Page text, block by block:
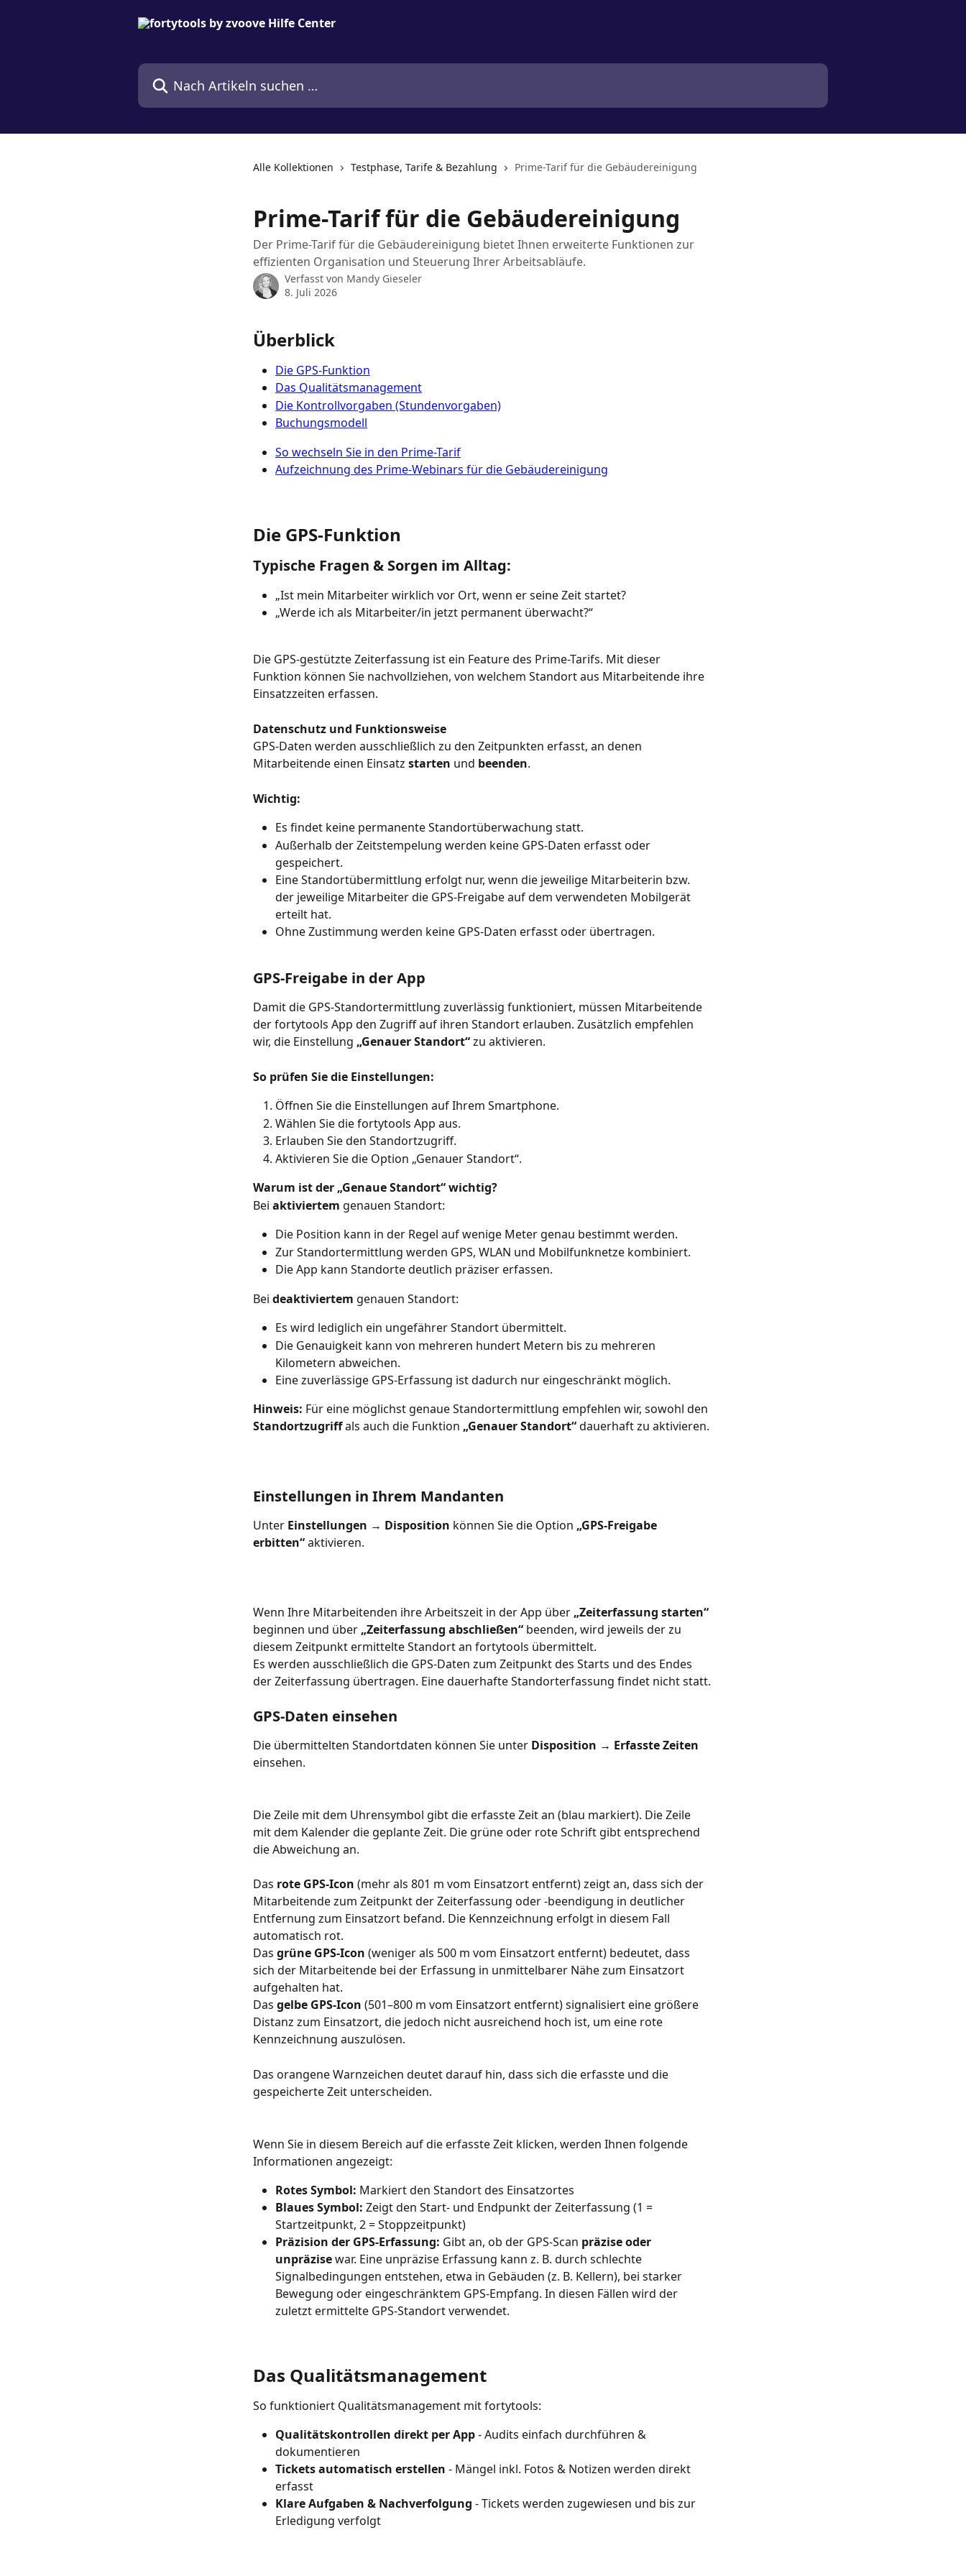
Nach Artikeln suchen …
Alle Kollektionen Testphase, Tarife & Bezahlung Prime-Tarif für die Gebäudereinigung
Prime-Tarif für die Gebäudereinigung
Der Prime-Tarif für die Gebäudereinigung bietet Ihnen erweiterte Funktionen zur
effizienten Organisation und Steuerung Ihrer Arbeitsabläufe.
Verfasst von Mandy Gieseler
8. Juli 2026
Überblick
Die GPS-Funktion
Das Qualitätsmanagement
Die Kontrollvorgaben (Stundenvorgaben)
Buchungsmodell
So wechseln Sie in den Prime-Tarif
Aufzeichnung des Prime-Webinars für die Gebäudereinigung
Die GPS-Funktion
​Typische Fragen & Sorgen im Alltag:​
„Ist mein Mitarbeiter wirklich vor Ort, wenn er seine Zeit startet?​
„Werde ich als Mitarbeiter/in jetzt permanent überwacht?“
Die GPS-gestützte Zeiterfassung ist ein Feature des Prime-Tarifs. Mit dieser
Funktion können Sie nachvollziehen, von welchem Standort aus Mitarbeitende ihre
Einsatzzeiten erfassen.
Datenschutz und Funktionsweise
GPS-Daten werden ausschließlich zu den Zeitpunkten erfasst, an denen
Mitarbeitende einen Einsatz starten und beenden.
Wichtig:
Es findet keine permanente Standortüberwachung statt.
Außerhalb der Zeitstempelung werden keine GPS-Daten erfasst oder
gespeichert.
Eine Standortübermittlung erfolgt nur, wenn die jeweilige Mitarbeiterin bzw.
der jeweilige Mitarbeiter die GPS-Freigabe auf dem verwendeten Mobilgerät
erteilt hat.
Ohne Zustimmung werden keine GPS-Daten erfasst oder übertragen.
GPS-Freigabe in der App
Damit die GPS-Standortermittlung zuverlässig funktioniert, müssen Mitarbeitende
der fortytools App den Zugriff auf ihren Standort erlauben. Zusätzlich empfehlen
wir, die Einstellung „Genauer Standort“ zu aktivieren.
So prüfen Sie die Einstellungen:
Öffnen Sie die Einstellungen auf Ihrem Smartphone.
Wählen Sie die fortytools App aus.
Erlauben Sie den Standortzugriff.
Aktivieren Sie die Option „Genauer Standort“.
Warum ist der „Genaue Standort“ wichtig?
Bei aktiviertem genauen Standort:
Die Position kann in der Regel auf wenige Meter genau bestimmt werden.
Zur Standortermittlung werden GPS, WLAN und Mobilfunknetze kombiniert.
Die App kann Standorte deutlich präziser erfassen.
Bei deaktiviertem genauen Standort:
Es wird lediglich ein ungefährer Standort übermittelt.
Die Genauigkeit kann von mehreren hundert Metern bis zu mehreren
Kilometern abweichen.
Eine zuverlässige GPS-Erfassung ist dadurch nur eingeschränkt möglich.
Hinweis: Für eine möglichst genaue Standortermittlung empfehlen wir, sowohl den
Standortzugriff als auch die Funktion „Genauer Standort“ dauerhaft zu aktivieren.
Einstellungen in Ihrem Mandanten
Unter Einstellungen → Disposition können Sie die Option „GPS-Freigabe
erbitten“ aktivieren.
Wenn Ihre Mitarbeitenden ihre Arbeitszeit in der App über „Zeiterfassung starten“
beginnen und über „Zeiterfassung abschließen“ beenden, wird jeweils der zu
diesem Zeitpunkt ermittelte Standort an fortytools übermittelt.
Es werden ausschließlich die GPS-Daten zum Zeitpunkt des Starts und des Endes
der Zeiterfassung übertragen. Eine dauerhafte Standorterfassung findet nicht statt.
GPS-Daten einsehen
Die übermittelten Standortdaten können Sie unter Disposition → Erfasste Zeiten
einsehen.
Die Zeile mit dem Uhrensymbol gibt die erfasste Zeit an (blau markiert). Die Zeile
mit dem Kalender die geplante Zeit. Die grüne oder rote Schrift gibt entsprechend
die Abweichung an.
Das rote GPS-Icon (mehr als 801 m vom Einsatzort entfernt) zeigt an, dass sich der
Mitarbeitende zum Zeitpunkt der Zeiterfassung oder -beendigung in deutlicher
Entfernung zum Einsatzort befand. Die Kennzeichnung erfolgt in diesem Fall
automatisch rot.
Das grüne GPS-Icon (weniger als 500 m vom Einsatzort entfernt) bedeutet, dass
sich der Mitarbeitende bei der Erfassung in unmittelbarer Nähe zum Einsatzort
aufgehalten hat.
Das gelbe GPS-Icon (501–800 m vom Einsatzort entfernt) signalisiert eine größere
Distanz zum Einsatzort, die jedoch nicht ausreichend hoch ist, um eine rote
Kennzeichnung auszulösen.
Das orangene Warnzeichen deutet darauf hin, dass sich die erfasste und die
gespeicherte Zeit unterscheiden.
Wenn Sie in diesem Bereich auf die erfasste Zeit klicken, werden Ihnen folgende
Informationen angezeigt:
Rotes Symbol: Markiert den Standort des Einsatzortes
Blaues Symbol: Zeigt den Start- und Endpunkt der Zeiterfassung (1 =
Startzeitpunkt, 2 = Stoppzeitpunkt)
Präzision der GPS-Erfassung: Gibt an, ob der GPS-Scan präzise oder
unpräzise war. Eine unpräzise Erfassung kann z. B. durch schlechte
Signalbedingungen entstehen, etwa in Gebäuden (z. B. Kellern), bei starker
Bewegung oder eingeschränktem GPS-Empfang. In diesen Fällen wird der
zuletzt ermittelte GPS-Standort verwendet.
Das Qualitätsmanagement
So funktioniert Qualitätsmanagement mit fortytools:​
Qualitätskontrollen direkt per App - Audits einfach durchführen &
dokumentieren​
Tickets automatisch erstellen - Mängel inkl. Fotos & Notizen werden direkt
erfasst​
Klare Aufgaben & Nachverfolgung - Tickets werden zugewiesen und bis zur
Erledigung verfolgt​